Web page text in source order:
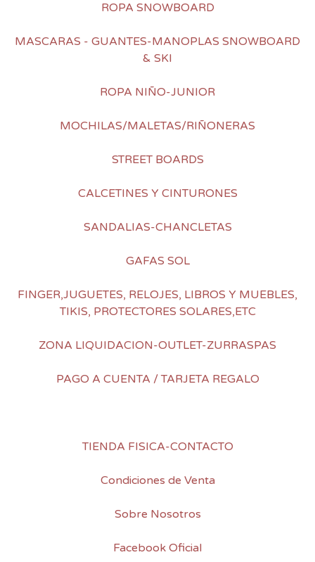
ROPA SNOWBOARD
MASCARAS - GUANTES-MANOPLAS SNOWBOARD
& SKI
ROPA NIÑO-JUNIOR
MOCHILAS/MALETAS/RIÑONERAS
STREET BOARDS
CALCETINES Y CINTURONES
SANDALIAS-CHANCLETAS
GAFAS SOL
FINGER,JUGUETES, RELOJES, LIBROS Y MUEBLES,
TIKIS, PROTECTORES SOLARES,ETC
ZONA LIQUIDACION-OUTLET-ZURRASPAS
PAGO A CUENTA / TARJETA REGALO
TIENDA FISICA-CONTACTO
Condiciones de Venta
Sobre Nosotros
Facebook Oficial